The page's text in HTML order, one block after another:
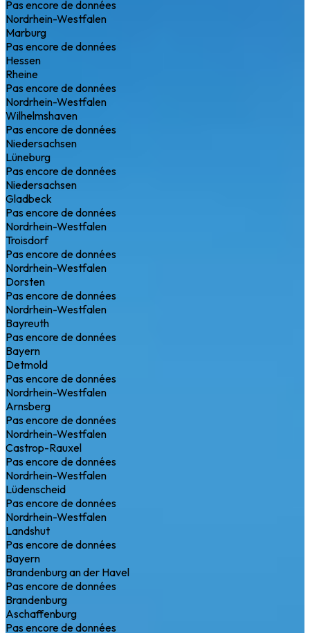
Pas encore de données
Nordrhein-Westfalen
Marburg
Pas encore de données
Hessen
Rheine
Pas encore de données
Nordrhein-Westfalen
Wilhelmshaven
Pas encore de données
Niedersachsen
Lüneburg
Pas encore de données
Niedersachsen
Gladbeck
Pas encore de données
Nordrhein-Westfalen
Troisdorf
Pas encore de données
Nordrhein-Westfalen
Dorsten
Pas encore de données
Nordrhein-Westfalen
Bayreuth
Pas encore de données
Bayern
Detmold
Pas encore de données
Nordrhein-Westfalen
Arnsberg
Pas encore de données
Nordrhein-Westfalen
Castrop-Rauxel
Pas encore de données
Nordrhein-Westfalen
Lüdenscheid
Pas encore de données
Nordrhein-Westfalen
Landshut
Pas encore de données
Bayern
Brandenburg an der Havel
Pas encore de données
Brandenburg
Aschaffenburg
Pas encore de données